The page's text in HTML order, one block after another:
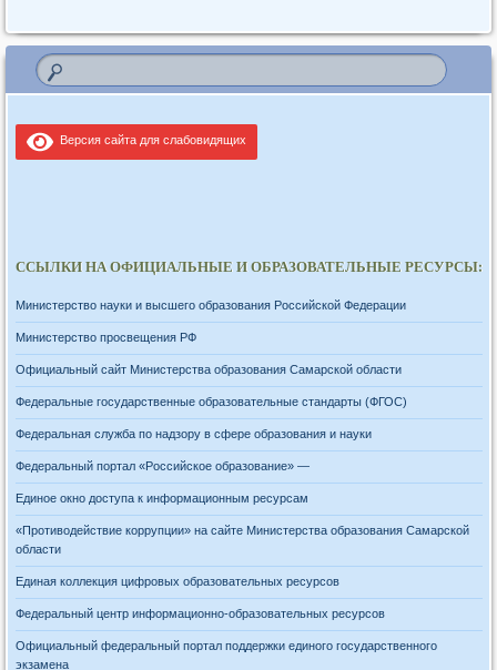
Версия сайта для слабовидящих
ССЫЛКИ НА ОФИЦИАЛЬНЫЕ И ОБРАЗОВАТЕЛЬНЫЕ РЕСУРСЫ:
Министерство науки и высшего образования Российской Федерации
Министерство просвещения РФ
Официальный сайт Министерства образования Самарской области
Федеральные государственные образовательные стандарты (ФГОС)
Федеральная служба по надзору в сфере образования и науки
Федеральный портал «Российское образование» —
Единое окно доступа к информационным ресурсам
«Противодействие коррупции» на сайте Министерства образования Самарской
области
Единая коллекция цифровых образовательных ресурсов
Федеральный центр информационно-образовательных ресурсов
Официальный федеральный портал поддержки единого государственного
экзамена